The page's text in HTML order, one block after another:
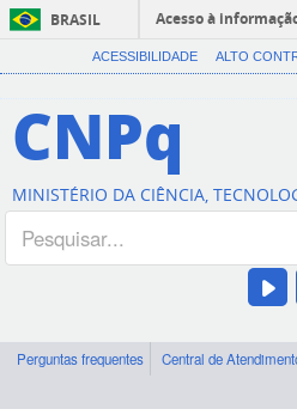
BRASIL
Acesso à
ACESSIBILIDADE ALTO
CNPq
MINISTÉRIO DA CIÊNCIA,
Perguntas frequentes Central de